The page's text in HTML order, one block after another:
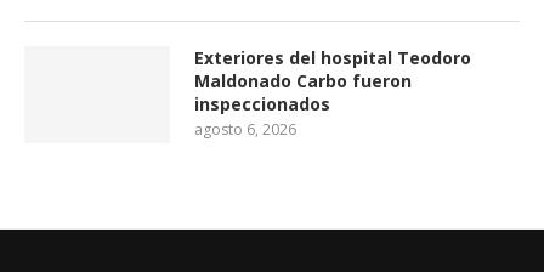
Exteriores del hospital Teodoro
Maldonado Carbo fueron
inspeccionados
agosto 6, 2026